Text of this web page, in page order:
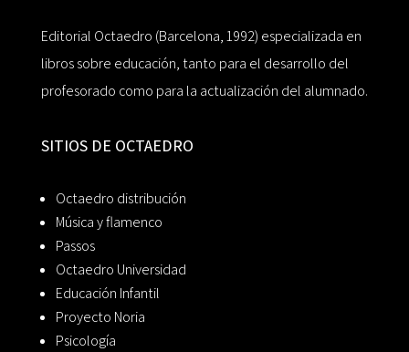
Editorial Octaedro (Barcelona, 1992) especializada en
libros sobre educación, tanto para el desarrollo del
profesorado como para la actualización del alumnado.
SITIOS DE OCTAEDRO
Octaedro distribución
Música y flamenco
Passos
Octaedro Universidad
Educación Infantil
Proyecto Noria
Psicología